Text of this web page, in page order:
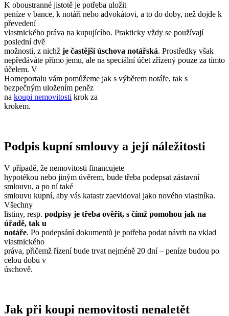
K oboustranné jistotě je potřeba uložit
peníze v bance, k notáři nebo advokátovi, a to do doby, než dojde k
převedení
vlastnického práva na kupujícího. Prakticky vždy se používají
poslední dvě
možnosti, z nichž je častější úschova notářská. Prostředky však
nepředáváte přímo jemu, ale na speciální účet zřízený pouze za tímto
účelem. V
Homeportalu vám pomůžeme jak s výběrem notáře, tak s
bezpečným uložením peněz
na koupi nemovitosti krok za
krokem.
Podpis kupní smlouvy a její náležitosti
V případě, že nemovitosti financujete
hypotékou nebo jiným úvěrem, bude třeba podepsat zástavní
smlouvu, a po ní také
smlouvu kupní, aby vás katastr zaevidoval jako nového vlastníka.
Všechny
listiny, resp. podpisy je třeba ověřit, s čímž pomohou jak na
úřadě, tak u
notáře. Po podepsání dokumentů je potřeba podat návrh na vklad
vlastnického
práva, přičemž řízení bude trvat nejméně 20 dní – peníze budou po
celou dobu v
úschově.
Jak při koupi nemovitosti nenaletět